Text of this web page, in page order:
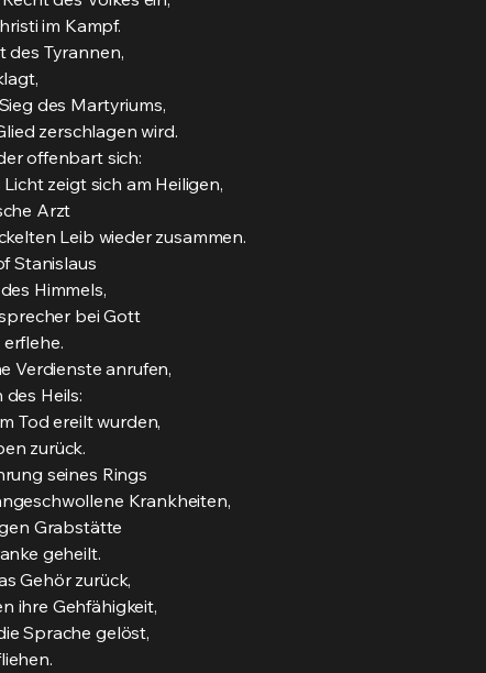
im Kampf.
des Tyrannen,
des Martyriums,
zerschlagen wird.
offenbart sich:
zeigt sich am Heiligen,
Arzt
Leib wieder zusammen.
Stanislaus
Himmels,
bei Gott
Verdienste anrufen,
Heils:
Tod ereilt wurden,
zurück.
seines Rings
Krankheiten,
Grabstätte
geheilt.
Gehör zurück,
ihre Gehfähigkeit,
Sprache gelöst,